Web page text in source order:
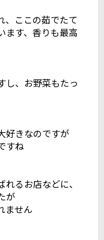
、ここの茹でたて
ます、香りも最高
し、お野菜もたっ
好きなのですが
すね
るお店などに、
が
ません